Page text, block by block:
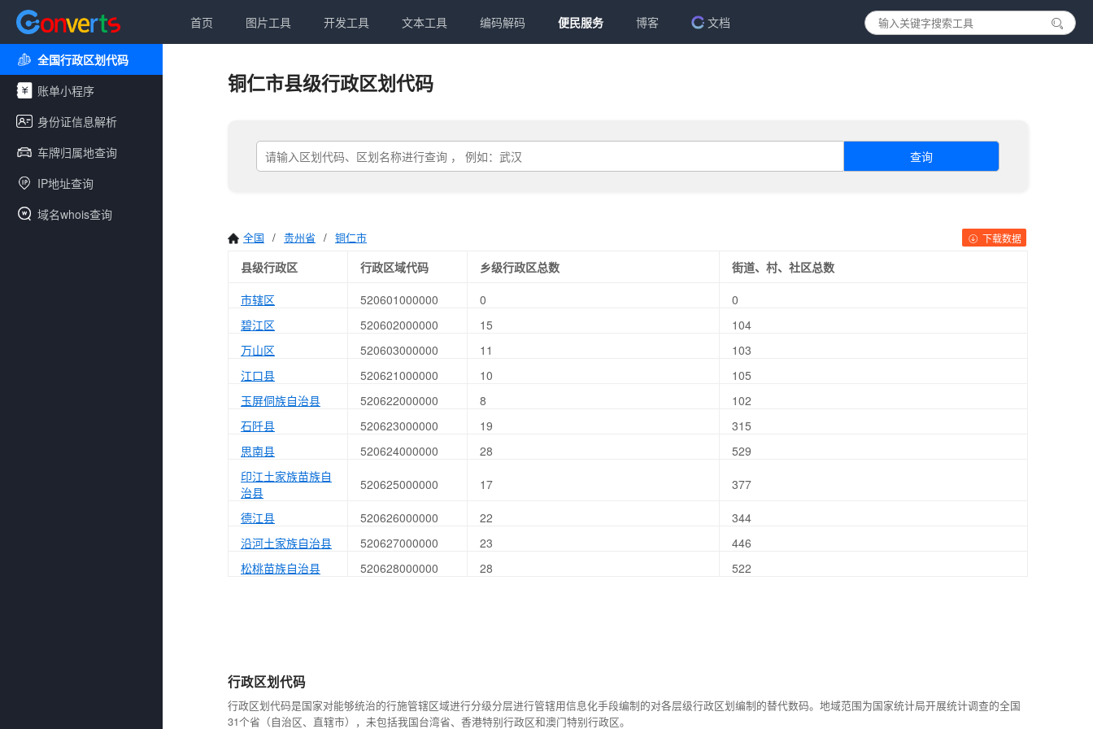
首页 图片工具 开发工具 文本工具 编码解码 便民服务 博客 文档
全国行政区划代码
账单小程序
身份证信息解析
车牌归属地查询
IP地址查询
域名whois查询
铜仁市县级行政区划代码
查询
全国 / 贵州省 / 铜仁市 下载数据
县级行政区 行政区域代码 乡级行政区总数
街道、村、社区总数
市辖区
520601000000 0
0
碧江区
520602000000 15
104
万山区
520603000000 11
103
江口县
520621000000 10
105
玉屏侗族自治县
520622000000 8
102
石阡县
520623000000 19
315
思南县
520624000000 28
529
印江土家族苗族自
治县
520625000000 17 377
德江县 520626000000 22
344
沿河土家族自治县
520627000000 23
446
松桃苗族自治县
520628000000 28 522
行政区划代码
行政区划代码是国家对能够统治的行施管辖区域进行分级分层进行管辖用信息化手段编制的对各层级行政区划编制的替代数码。地域范围为国家统计局开展统计调查的全国
31个省（自治区、直辖市），未包括我国台湾省、香港特别行政区和澳门特别行政区。